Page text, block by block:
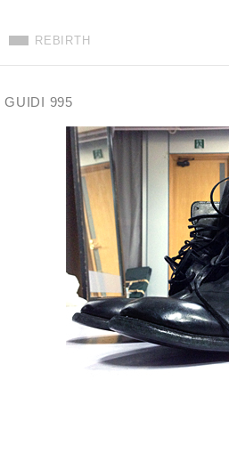
REBIRTH
GUIDI 995